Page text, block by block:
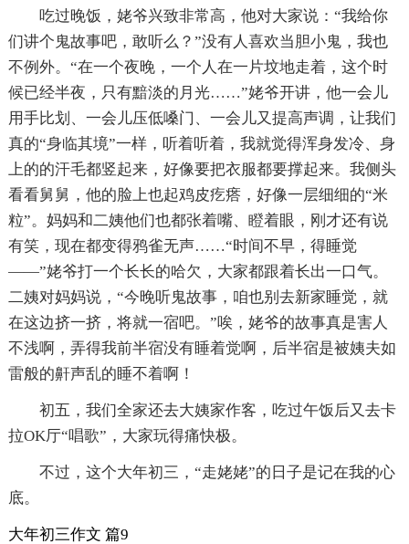
吃过晚饭，姥爷兴致非常高，他对大家说：“我给你
们讲个鬼故事吧，敢听么？”没有人喜欢当胆小鬼，我也
不例外。“在一个夜晚，一个人在一片坟地走着，这个时
候已经半夜，只有黯淡的月光……”姥爷开讲，他一会儿
用手比划、一会儿压低嗓门、一会儿又提高声调，让我们
真的“身临其境”一样，听着听着，我就觉得浑身发冷、身
上的的汗毛都竖起来，好像要把衣服都要撑起来。我侧头
看看舅舅，他的脸上也起鸡皮疙瘩，好像一层细细的“米
粒”。妈妈和二姨他们也都张着嘴、瞪着眼，刚才还有说
有笑，现在都变得鸦雀无声……“时间不早，得睡觉
——”姥爷打一个长长的哈欠，大家都跟着长出一口气。
二姨对妈妈说，“今晚听鬼故事，咱也别去新家睡觉，就
在这边挤一挤，将就一宿吧。”唉，姥爷的故事真是害人
不浅啊，弄得我前半宿没有睡着觉啊，后半宿是被姨夫如
雷般的鼾声乱的睡不着啊！
初五，我们全家还去大姨家作客，吃过午饭后又去卡
拉OK厅“唱歌”，大家玩得痛快极。
不过，这个大年初三，“走姥姥”的日子是记在我的心
底。
大年初三作文 篇9